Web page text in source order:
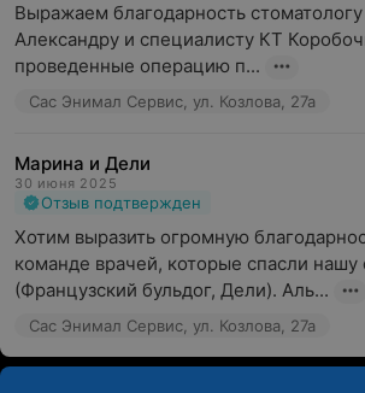
Выражаем благодарность
Александру и специалисту КТ
проведенные операцию п...
Сас Энимал Сервис, ул. Козлова, 27а
Марина и Дели
30 июня 2025
Отзыв подтвержден
Хотим выразить огромную
команде врачей, которые спасли нашу
(Французский бульдог, Дели). Аль...
Сас Энимал Сервис, ул. Козлова, 27а